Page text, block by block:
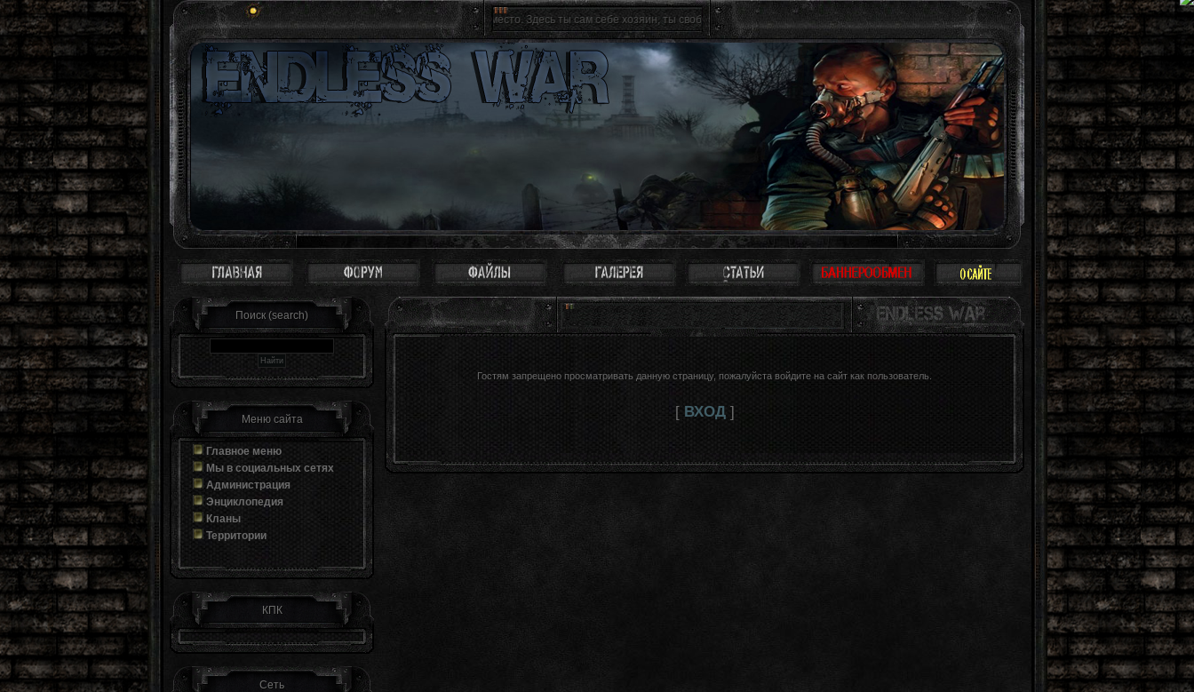
Зона - это святое место. Здесь ты сам себе хозяин, ты свободен как птица. Можно не воспринимать Зону всерьез, многие так и поступают: просто прогулка,
Поиск (search)
Меню сайта
Главное меню
Мы в социальных сетях
Администрация
Энциклопедия
Кланы
Территории
КПК
Сеть
Гостям запрещено просматривать данную страницу, пожалуйста войдите на сайт как пользователь.
[ ВХОД]